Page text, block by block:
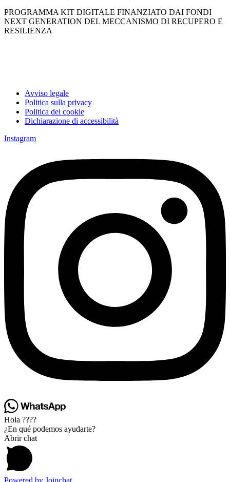
PROGRAMMA KIT DIGITALE FINANZIATO DAI FONDI
NEXT GENERATION DEL MECCANISMO DI RECUPERO E
RESILIENZA
Avviso legale
Politica sulla privacy
Politica dei cookie
Dichiarazione di accessibilità
Instagram
Hola ????
¿En qué podemos ayudarte?
Abrir chat
Powered by Joinchat